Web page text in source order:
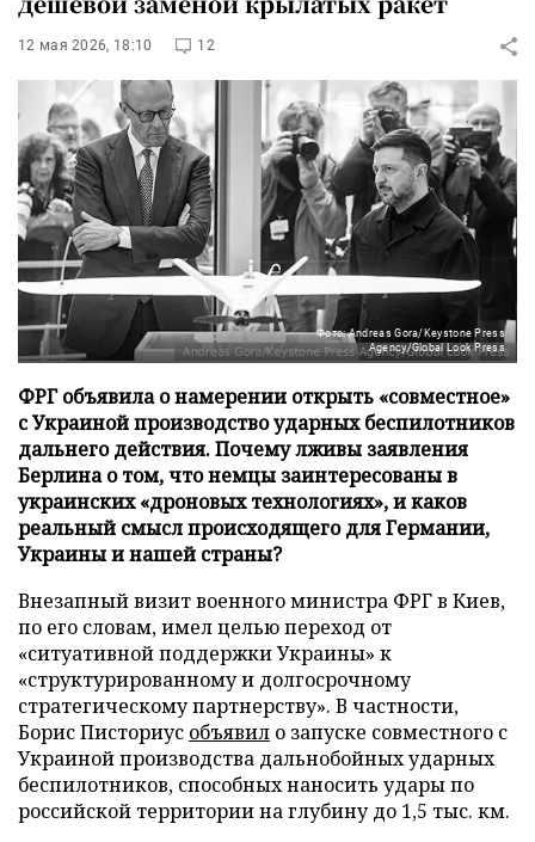
12 мая 2026, 18:10 12
Фото: Andreas Gora/Keystone Press
Agency/Global Look Press
ФРГ объявила о намерении открыть «совместное»
с Украиной производство ударных беспилотников
дальнего действия. Почему лживы заявления
Берлина о том, что немцы заинтересованы в
украинских «дроновых технологиях», и каков
реальный смысл происходящего для Германии,
Украины и нашей страны?
Внезапный визит военного министра ФРГ в Киев,
по его словам, имел целью переход от
«ситуативной поддержки Украины» к
«структурированному и долгосрочному
стратегическому партнерству». В частности,
Борис Писториус объявил о запуске совместного с
Украиной производства дальнобойных ударных
беспилотников, способных наносить удары по
российской территории на глубину до 1,5 тыс. км.